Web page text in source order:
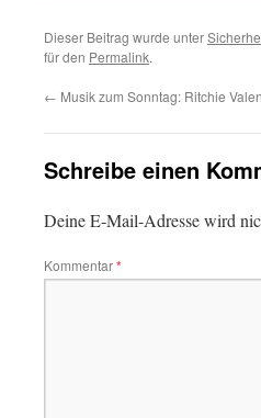
Dieser Beitrag wurde unter
für den Permalink.
← Musik zum Sonntag: Ritchie
Schreibe einen
Deine E-Mail-Adresse wird
Kommentar*